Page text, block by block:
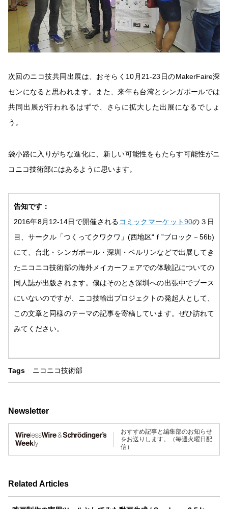
次回のニコ技共同出展は、おそらく10月21-23日のMakerFaire深
センになると思われます。また、来年も台湾とシンガポールでは
共同出展が行われるはずで、さらに拡大した出展になるでしょ
う。
袋小路に入りがちな進化に、新しい可能性をもたらす可能性がニ
コニコ技術部にはあるように思います。
告知です：
2016年8月12-14日で開催される コミックマーケット90の３日
目、サークル「つくってクワクワ」(西地区“ｆ”ブロック－56b)
にて、台北・シンガポール・深圳・ベルリンなどで出展してき
たニコニコ技術部の海外メイカーフェアでの体験記についての
同人誌が出版されます。僕はそのとき深圳への出張中でブース
にいないのですが、ニコ技輸出プロジェクトの発起人として、
この文章と同様のテーマの記事を寄稿しています。ぜひ訪れて
みてください。
Tags ニコニコ技術部
Newsletter
おすすめ記事と編集部のお知らせ
をお送りします。（毎週火曜日配
信）
Related Articles